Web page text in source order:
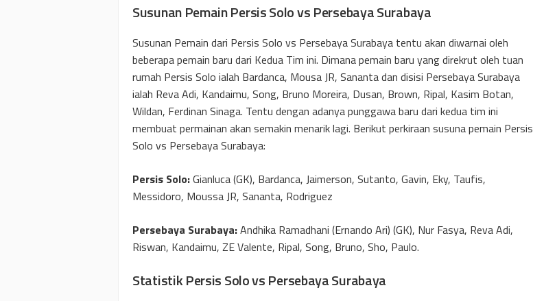
Susunan Pemain Persis Solo vs Persebaya Surabaya
Susunan Pemain dari Persis Solo vs Persebaya Surabaya tentu akan diwarnai oleh
beberapa pemain baru dari Kedua Tim ini. Dimana pemain baru yang direkrut oleh tuan
rumah Persis Solo ialah Bardanca, Mousa JR, Sananta dan disisi Persebaya Surabaya
ialah Reva Adi, Kandaimu, Song, Bruno Moreira, Dusan, Brown, Ripal, Kasim Botan,
Wildan, Ferdinan Sinaga. Tentu dengan adanya punggawa baru dari kedua tim ini
membuat permainan akan semakin menarik lagi. Berikut perkiraan susuna pemain Persis
Solo vs Persebaya Surabaya:
Persis Solo:Gianluca (GK), Bardanca, Jaimerson, Sutanto, Gavin, Eky, Taufis,
Messidoro, Moussa JR, Sananta, Rodriguez
Persebaya Surabaya:Andhika Ramadhani (Ernando Ari) (GK), Nur Fasya, Reva Adi,
Riswan, Kandaimu, ZE Valente, Ripal, Song, Bruno, Sho, Paulo.
Statistik Persis Solo vs Persebaya Surabaya